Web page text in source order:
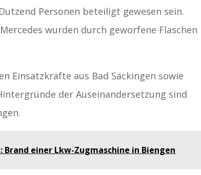
Personen beteiligt gewesen sein.
wurden durch geworfene Flaschen
Einsatzkräfte aus Bad Säckingen sowie
der Auseinandersetzung sind
Brand einer Lkw-Zugmaschine in Biengen